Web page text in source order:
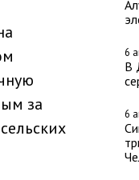
6
В
6
за